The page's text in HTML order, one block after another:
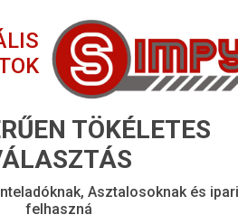
TÖKÉLETES
Asztalosoknak és ipari
felhaszná